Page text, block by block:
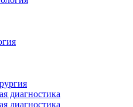
диагностика
диагностика